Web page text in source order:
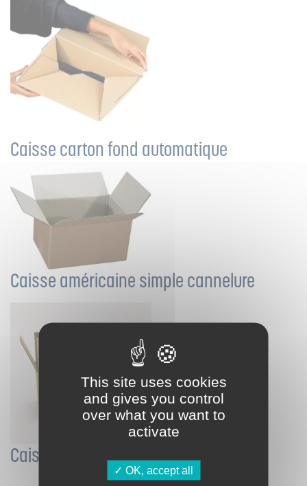
Caisse carton fond automatique
Caisse américaine simple cannelure
Caisse GALIA A
This site uses cookies
and gives you control
over what you want to
activate
OK, accept all